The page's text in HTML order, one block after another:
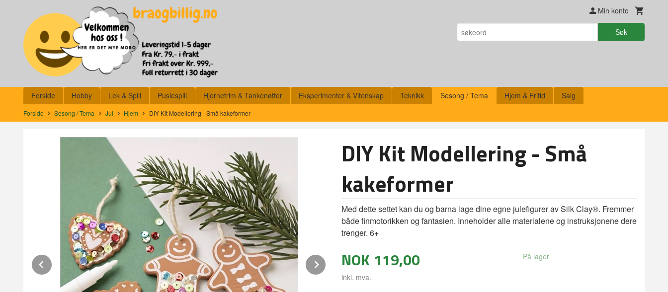
innholdet
Min konto
Søk
Produkter
Forside Hobby Lek & Spill Puslespill Hjernetrim & Tankenøtter Eksperimenter & Vitenskap Teknikk Sesong / Tema Hjem & Fritid Salg
Forside Sesong / Tema Jul Hjem DIY Kit Modellering - Små kakeformer
Prev Next
DIY Kit Modellering - Små
kakeformer
Med dette settet kan du og barna lage dine egne julefigurer av Silk Clay®. Fremmer
både finmotorikken og fantasien. Inneholder alle materialene og instruksjonene dere
trenger. 6+
NOK 119,00
inkl. mva.
På lager